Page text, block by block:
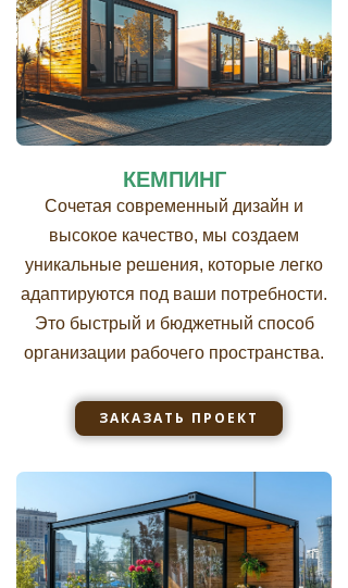
КЕМПИНГ
Сочетая современный дизайн и
высокое качество, мы создаем
уникальные решения, которые легко
адаптируются под ваши потребности.
Это быстрый и бюджетный способ
организации рабочего пространства.
ЗАКАЗАТЬ ПРОЕКТ